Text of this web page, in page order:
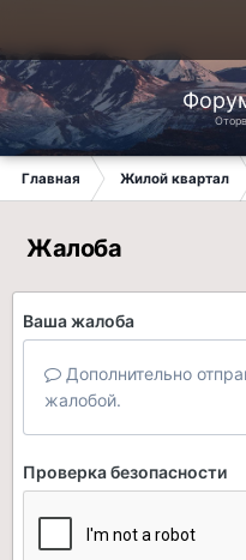
Главная Жилой квартал
Жалоба
Ваша жалоба
Дополнительно
жалобой.
Проверка безопасности